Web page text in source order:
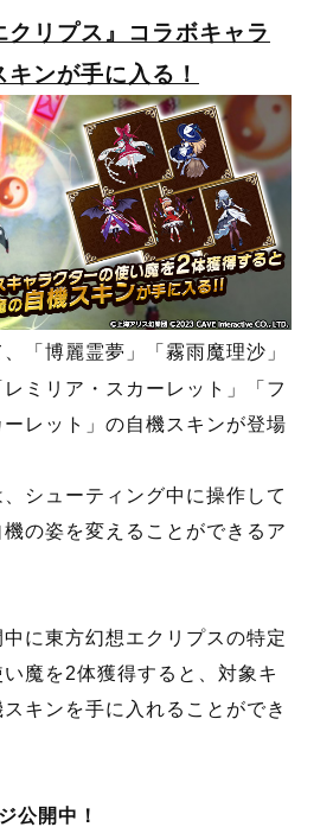
リプス』コラボキャラ
ンが手に入る！
「博麗霊夢」「霧雨魔理沙」
レミリア・スカーレット」「フ
レット」の自機スキンが登場
、シューティング中に操作して
の姿を変えることができるア
に東方幻想エクリプスの特定
魔を2体獲得すると、対象キ
キンを手に入れることができ
公開中！